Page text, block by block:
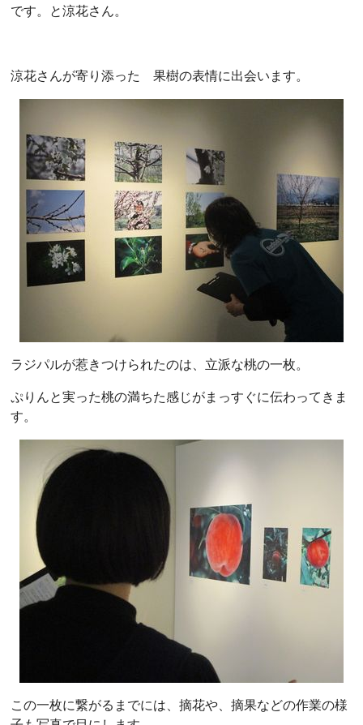
です。と涼花さん。
涼花さんが寄り添った 果樹の表情に出会います。
ラジパルが惹きつけられたのは、立派な桃の一枚。
ぷりんと実った桃の満ちた感じがまっすぐに伝わってきま
す。
この一枚に繋がるまでには、摘花や、摘果などの作業の様